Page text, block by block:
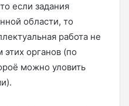
если задания
области, то
работа не
органов (по
можно уловить